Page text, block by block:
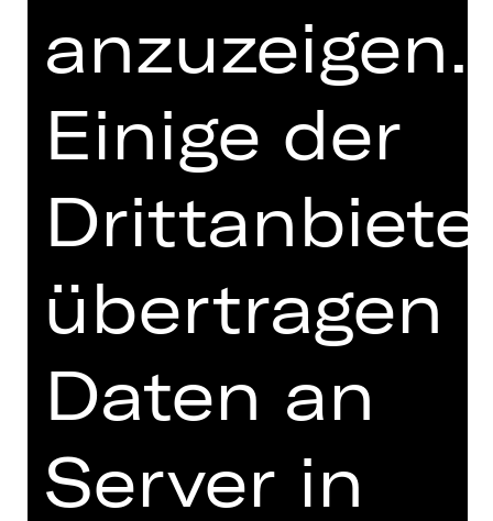
allerdings weniger die Musik als
vielmehr die tiefe Menschlichkeit
dieser Komödie, die eben nicht nur
eine deftige Wiener Posse um den
grobschlächtigen Ochs von
Lerchenau ist, sondern vor allem ein
feinsinniges Kammerspiel, das vom
Wandel erzählt, dem alles
Machtgefüge, die Zeit.
zur Online-Einführung
anzuzeigen.
Einige der
übertragen
Daten an
Server in